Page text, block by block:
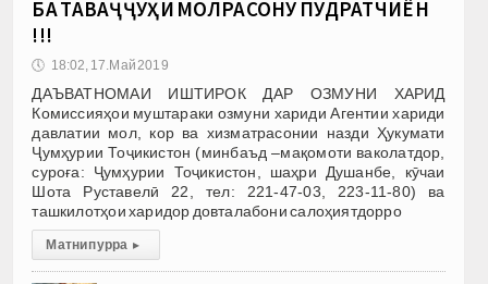
БА ТАВАҶҶУҲИ МОЛРАСОНУ ПУДРАТЧИЁН
!!!
🕔 18:02, 17.Май 2019
ДАЪВАТНОМАИ ИШТИРОК ДАР ОЗМУНИ ХАРИД
Комиссияҳои муштараки озмуни хариди Агентии хариди
давлатии мол, кор ва хизматрасонии назди Ҳукумати
Ҷумҳурии Тоҷикистон (минбаъд –мақомоти ваколатдор,
суроға: Ҷумҳурии Тоҷикистон, шаҳри Душанбе, кӯчаи
Шота Руставелӣ 22, тел: 221-47-03, 223-11-80) ва
ташкилотҳои харидор довталабони салоҳиятдорро
Матни пурра ▸